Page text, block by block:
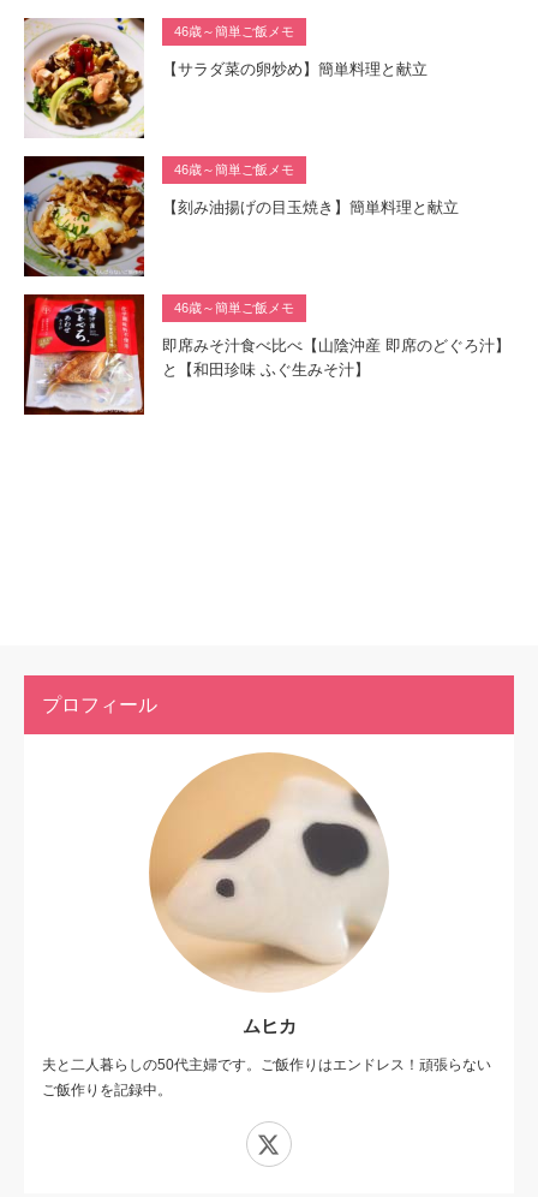
46歳～簡単ご飯メモ
【サラダ菜の卵炒め】簡単料理と献立
46歳～簡単ご飯メモ
【刻み油揚げの目玉焼き】簡単料理と献立
46歳～簡単ご飯メモ
即席みそ汁食べ比べ【山陰沖産 即席のどぐろ汁】
と【和田珍味 ふぐ生みそ汁】
プロフィール
ムヒカ
夫と二人暮らしの50代主婦です。ご飯作りはエンドレス！頑張らない
ご飯作りを記録中。